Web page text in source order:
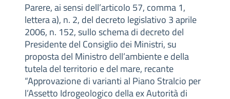
Parere, ai sensi dell’articolo 57, comma 1,
lettera a), n. 2, del decreto legislativo 3 aprile
2006, n. 152, sullo schema di decreto del
Presidente del Consiglio dei Ministri, su
proposta del Ministro dell’ambiente e della
tutela del territorio e del mare, recante
“Approvazione di varianti al Piano Stralcio per
l’Assetto Idrogeologico della ex Autorità di